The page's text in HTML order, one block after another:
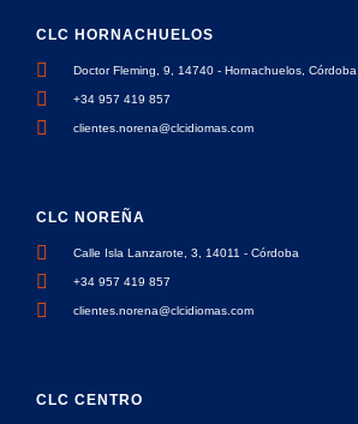
CLC CENTRO
CLC NOREÑA
Calle Isla Lanzarote, 3, 14011 - Córdoba
+34 957 419 857
clientes.norena@clcidiomas.com
CLC HORNACHUELOS
Doctor Fleming, 9, 14740 - Hornachuelos, Córdoba
+34 957 419 857
clientes.norena@clcidiomas.com